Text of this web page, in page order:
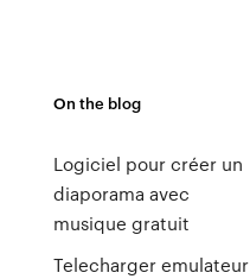
On the blog
Logiciel pour créer un
diaporama avec
musique gratuit
Telecharger emulateur